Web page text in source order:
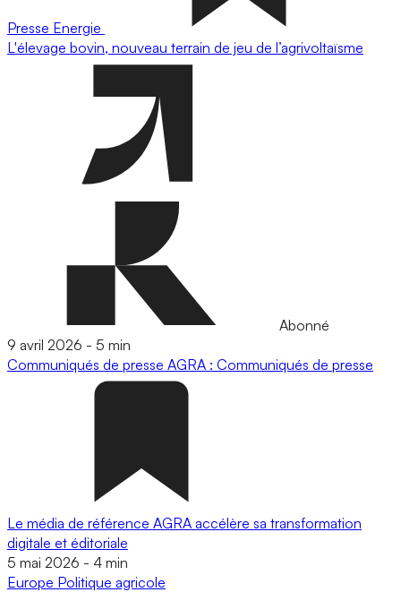
Presse Energie
L'élevage bovin, nouveau terrain de jeu de l’agrivoltaïsme
Abonné
9 avril 2026 - 5 min
Communiqués de presse AGRA : Communiqués de presse
Le média de référence AGRA accélère sa transformation
digitale et éditoriale
5 mai 2026 - 4 min
Europe Politique agricole